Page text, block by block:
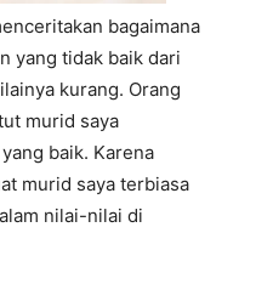
bagaimana
yang tidak baik dari
kurang. Orang
murid saya
baik. Karena
murid saya terbiasa
nilai-nilai di